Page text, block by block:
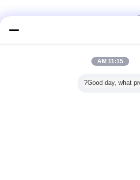
11:15 AM
Good day, what